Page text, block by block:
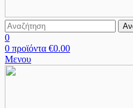
0
0 προϊόντα €0.00
Μενου